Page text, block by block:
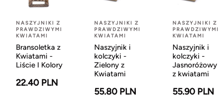
NASZYJNIKI Z
PRAWDZIWYMI
KWIATAMI
Bransoletka z
Kwiatami -
Liście I Kolory
22.40 PLN
NASZYJNIKI Z
PRAWDZIWYMI
KWIATAMI
Naszyjnik i
kolczyki -
Zielony z
Kwiatami
55.80 PLN
NASZYJNIKI Z
PRAWDZIWYMI
KWIATAMI
Naszyjnik i
kolczyki -
Jasnoróżowy
z kwiatami
55.90 PLN